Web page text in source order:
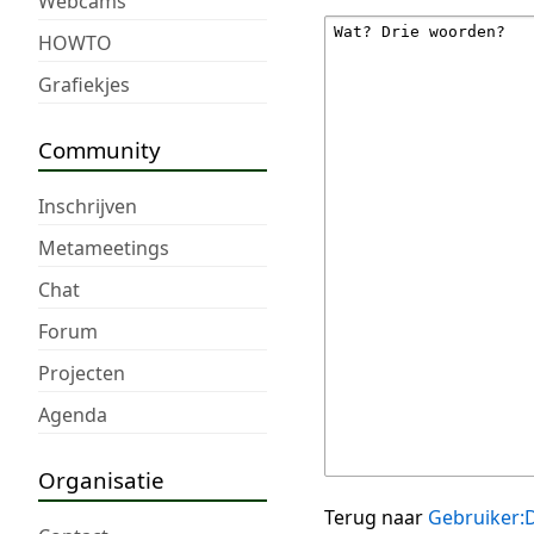
HOWTO
Grafiekjes
Community
Inschrijven
Metameetings
Chat
Forum
Projecten
Agenda
Organisatie
Terug naar